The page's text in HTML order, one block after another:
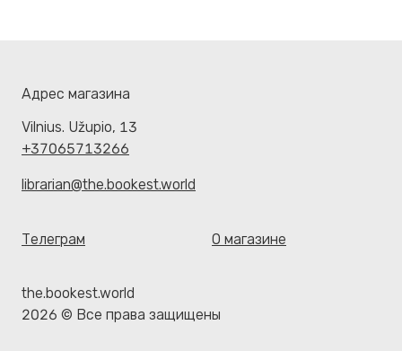
Адрес магазина
Vilnius. Užupio, 13
+37065713266
librarian@the.bookest.world
Телеграм О магазине
the.bookest.world
2026 © Все права защищены